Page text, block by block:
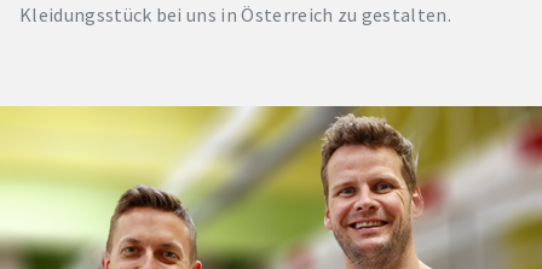
Kleidungsstück bei uns in Österreich zu gestalten.